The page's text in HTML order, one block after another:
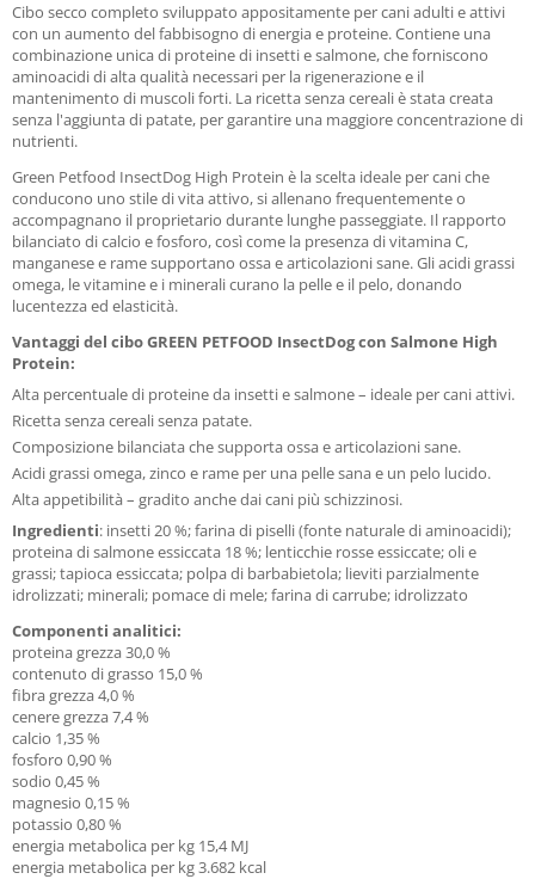
Cibo secco completo sviluppato appositamente per cani adulti e attivi
con un aumento del fabbisogno di energia e proteine. Contiene una
combinazione unica di proteine di insetti e salmone, che forniscono
aminoacidi di alta qualità necessari per la rigenerazione e il
mantenimento di muscoli forti. La ricetta senza cereali è stata creata
senza l'aggiunta di patate, per garantire una maggiore concentrazione di
nutrienti.
Green Petfood InsectDog High Protein è la scelta ideale per cani che
conducono uno stile di vita attivo, si allenano frequentemente o
accompagnano il proprietario durante lunghe passeggiate. Il rapporto
bilanciato di calcio e fosforo, così come la presenza di vitamina C,
manganese e rame supportano ossa e articolazioni sane. Gli acidi grassi
omega, le vitamine e i minerali curano la pelle e il pelo, donando
lucentezza ed elasticità.
Vantaggi del cibo GREEN PETFOOD InsectDog con Salmone High
Protein:
Alta percentuale di proteine da insetti e salmone – ideale per cani attivi.
Ricetta senza cereali senza patate.
Composizione bilanciata che supporta ossa e articolazioni sane.
Acidi grassi omega, zinco e rame per una pelle sana e un pelo lucido.
Alta appetibilità – gradito anche dai cani più schizzinosi.
Ingredienti: insetti 20 %; farina di piselli (fonte naturale di aminoacidi);
proteina di salmone essiccata 18 %; lenticchie rosse essiccate; oli e
grassi; tapioca essiccata; polpa di barbabietola; lieviti parzialmente
idrolizzati; minerali; pomace di mele; farina di carrube; idrolizzato
Componenti analitici:
proteina grezza 30,0 %
contenuto di grasso 15,0 %
fibra grezza 4,0 %
cenere grezza 7,4 %
calcio 1,35 %
fosforo 0,90 %
sodio 0,45 %
magnesio 0,15 %
potassio 0,80 %
energia metabolica per kg 15,4 MJ
energia metabolica per kg 3.682 kcal